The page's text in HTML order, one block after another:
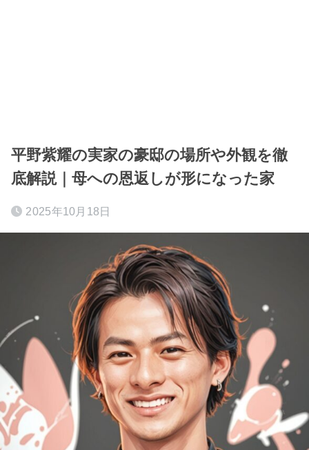
平野紫耀の実家の豪邸の場所や外観を徹
底解説｜母への恩返しが形になった家
2025年10月18日